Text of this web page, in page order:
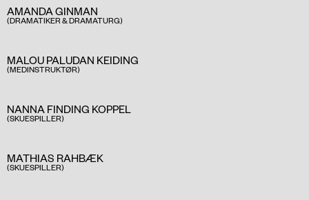
AMANDA GINMAN
(DRAMATIKER & DRAMATURG)
MALOU PALUDAN KEIDING
(MEDINSTRUKTØR)
NANNA FINDING KOPPEL
(SKUESPILLER)
MATHIAS RAHBÆK
(SKUESPILLER)